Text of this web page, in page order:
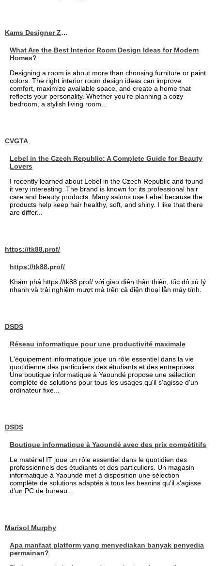
Kams Designer Zone
What Are the Best Interior Room Design Ideas for Modern
Homes?
Designing a room is about more than choosing furniture or paint
colors. The right interior room design ideas can improve
comfort, maximize available space, and create a home that
reflects your personality. Whether you're planning a cozy
bedroom, a stylish living room...
CVGTA
Lebel in the Czech Republic: A Complete Guide for Beauty
Lovers
I recently learned about Lebel in the Czech Republic and found
it very interesting. The brand is known for its professional hair
care and beauty products. Many salons use Lebel because the
products help keep hair healthy, soft, and shiny. I like that there
are differ...
https://tk88.prof/
https://tk88.prof/
Khám phá https://tk88.prof/ với giao diện thân thiện, tốc độ xử lý
nhanh và trải nghiệm mượt mà trên cả điện thoại lẫn máy tính.
DSDS
Réseau informatique pour une productivité maximale
L'équipement informatique joue un rôle essentiel dans la vie
quotidienne des particuliers des étudiants et des entreprises.
Une boutique informatique à Yaoundé propose une sélection
complète de solutions pour tous les usages qu'il s'agisse d'un
ordinateur fixe...
DSDS
Boutique informatique à Yaoundé avec des prix compétitifs
Le matériel IT joue un rôle essentiel dans le quotidien des
professionnels des étudiants et des particuliers. Un magasin
informatique à Yaoundé met à disposition une sélection
complète de solutions adaptés à tous les besoins qu'il s'agisse
d'un PC de bureau...
Marisol Murphy
Apa manfaat platform yang menyediakan banyak penyedia
permainan?